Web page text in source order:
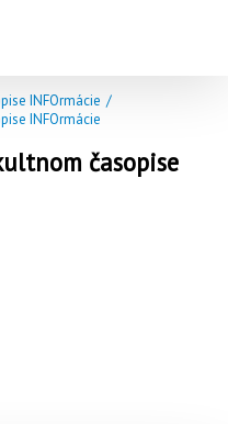
INFOrmácie /
INFOrmácie
časopise